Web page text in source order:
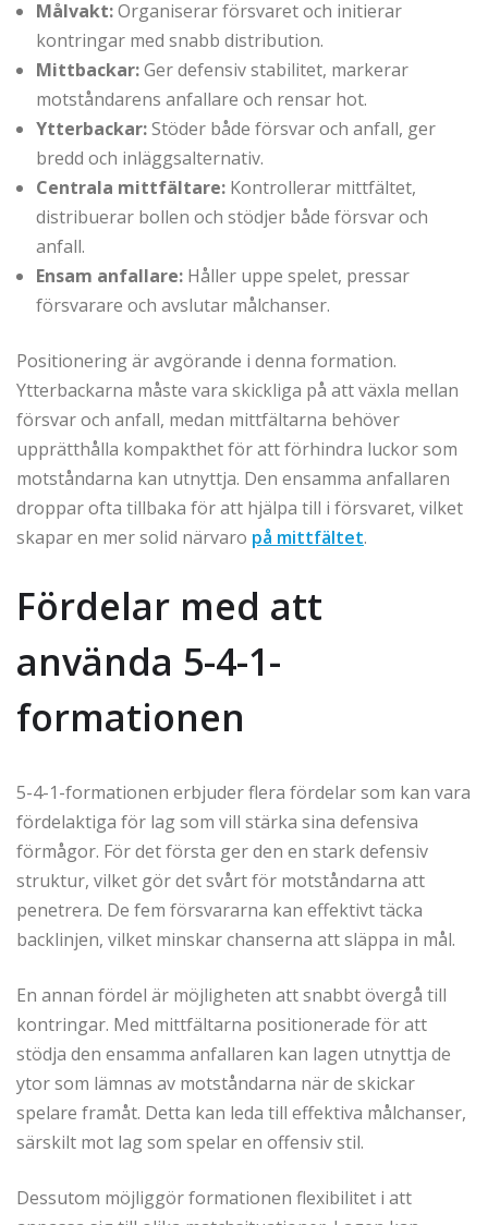
Målvakt:Organiserar försvaret och initierar
kontringar med snabb distribution.
Mittbackar:Ger defensiv stabilitet, markerar
motståndarens anfallare och rensar hot.
Ytterbackar:Stöder både försvar och anfall, ger
bredd och inläggsalternativ.
Centrala mittfältare: Kontrollerar mittfältet,
distribuerar bollen och stödjer både försvar och
anfall.
Ensam anfallare: Håller uppe spelet, pressar
försvarare och avslutar målchanser.
Positionering är avgörande i denna formation.
Ytterbackarna måste vara skickliga på att växla mellan
försvar och anfall, medan mittfältarna behöver
upprätthålla kompakthet för att förhindra luckor som
motståndarna kan utnyttja. Den ensamma anfallaren
droppar ofta tillbaka för att hjälpa till i försvaret, vilket
skapar en mer solid närvaro på mittfältet.
Fördelar med att
använda 5-4-1-
formationen
5-4-1-formationen erbjuder flera fördelar som kan vara
fördelaktiga för lag som vill stärka sina defensiva
förmågor. För det första ger den en stark defensiv
struktur, vilket gör det svårt för motståndarna att
penetrera. De fem försvararna kan effektivt täcka
backlinjen, vilket minskar chanserna att släppa in mål.
En annan fördel är möjligheten att snabbt övergå till
kontringar. Med mittfältarna positionerade för att
stödja den ensamma anfallaren kan lagen utnyttja de
ytor som lämnas av motståndarna när de skickar
spelare framåt. Detta kan leda till effektiva målchanser,
särskilt mot lag som spelar en offensiv stil.
Dessutom möjliggör formationen flexibilitet i att